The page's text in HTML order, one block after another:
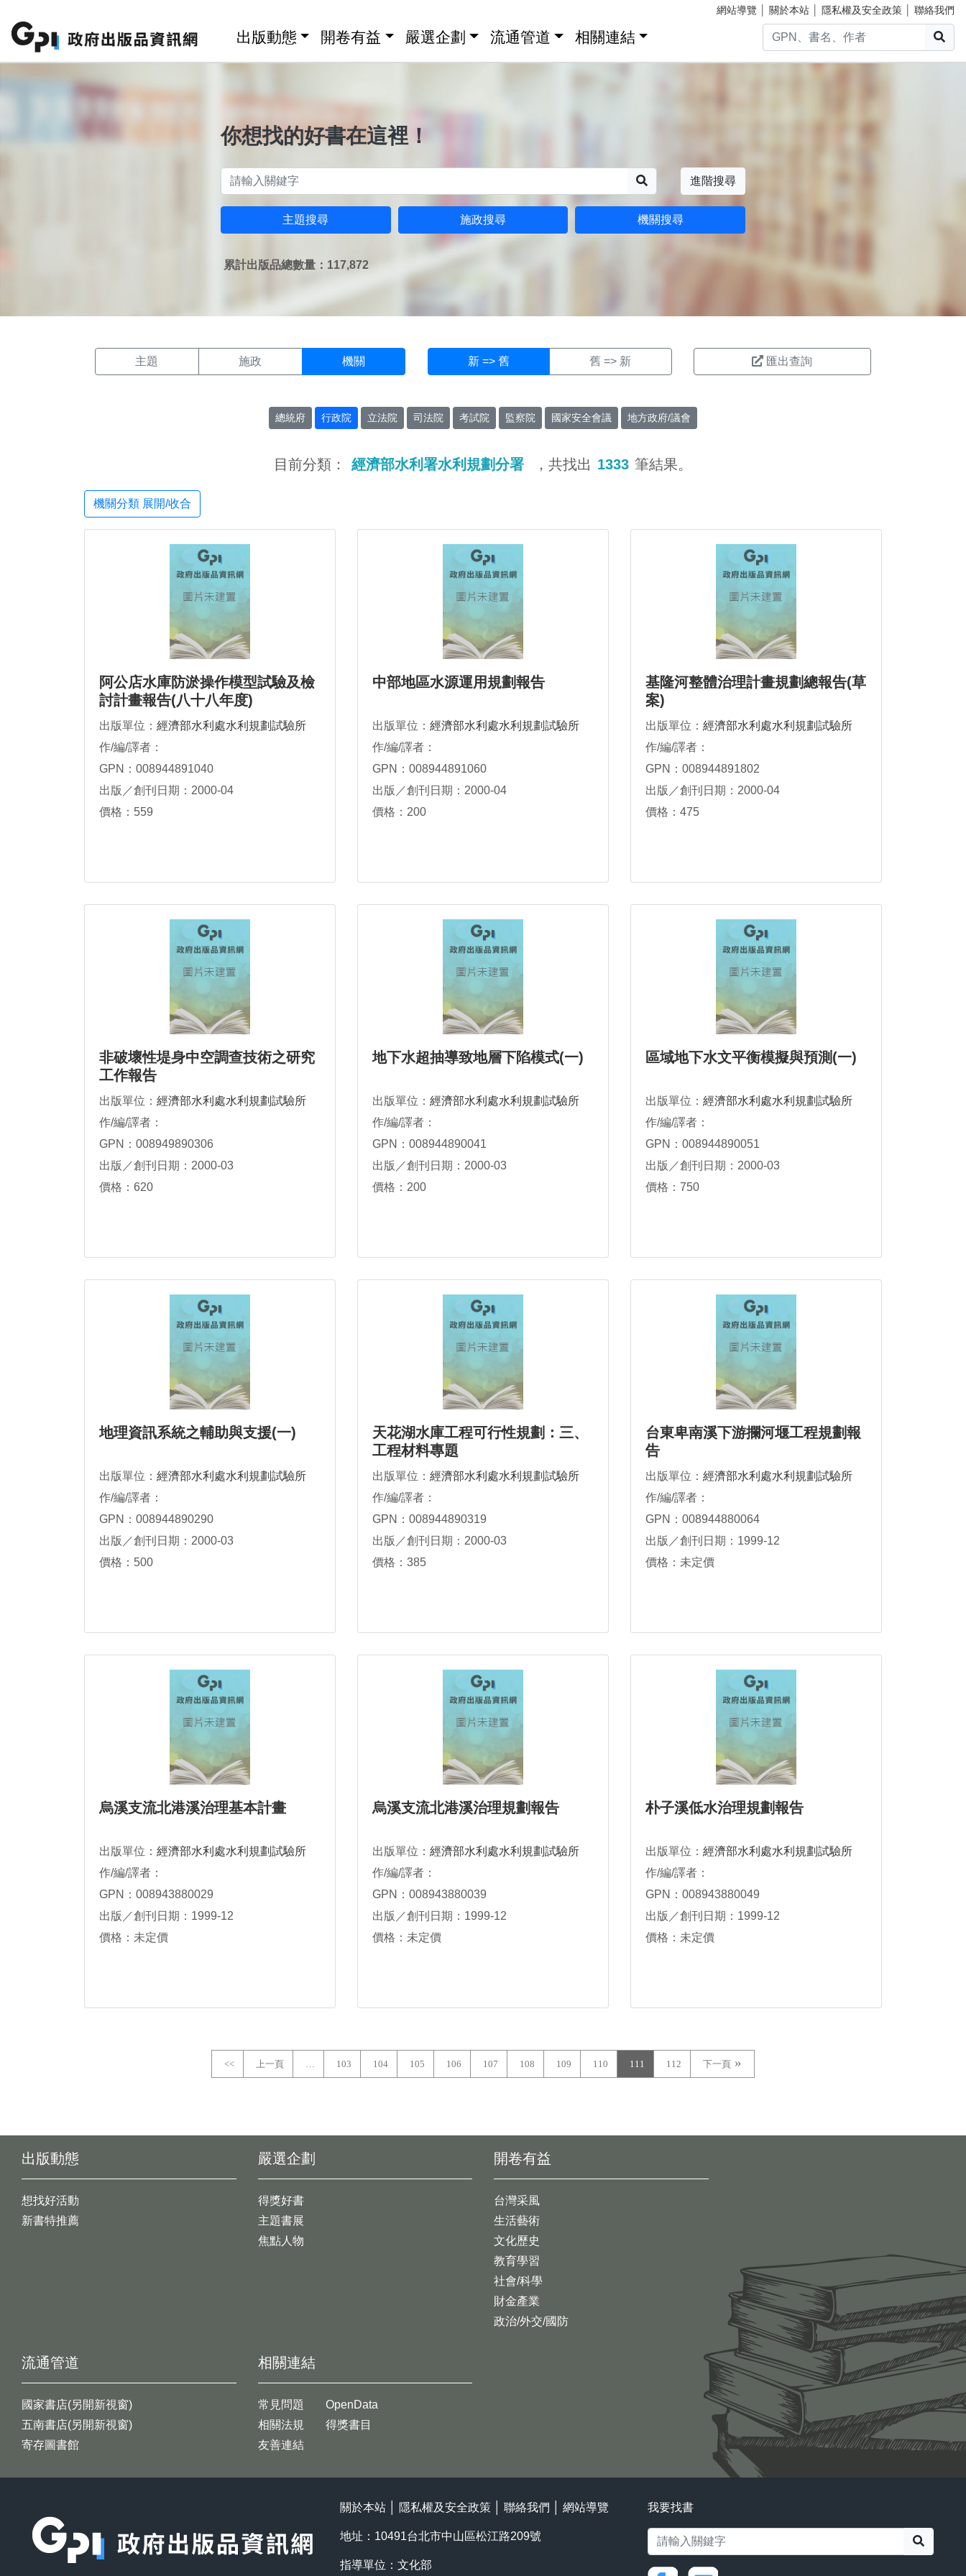
網站導覽 關於本站 隱私權及安全政策 聯絡我們
出版動態 開卷有益 嚴選企劃 流通管道 相關連結
你想找的好書在這裡！
進階搜尋
主題搜尋 施政搜尋 機關搜尋
累計出版品總數量：117,872
主題 施政 機關 新 => 舊 舊 => 新 匯出查詢
總統府 行政院 立法院 司法院 考試院 監察院 國家安全會議 地方政府/議會
目前分類： 經濟部水利署水利規劃分署 ，共找出 1333 筆結果。
機關分類 展開/收合
阿公店水庫防淤操作模型試驗及檢
討計畫報告(八十八年度)
出版單位： 經濟部水利處水利規劃試驗所
作/編/譯者：
GPN：008944891040
出版／創刊日期：2000-04
價格：559
中部地區水源運用規劃報告
出版單位： 經濟部水利處水利規劃試驗所
作/編/譯者：
GPN：008944891060
出版／創刊日期：2000-04
價格：200
基隆河整體治理計畫規劃總報告(草
案)
出版單位： 經濟部水利處水利規劃試驗所
作/編/譯者：
GPN：008944891802
出版／創刊日期：2000-04
價格：475
非破壞性堤身中空調查技術之研究
工作報告
出版單位： 經濟部水利處水利規劃試驗所
作/編/譯者：
GPN：008949890306
出版／創刊日期：2000-03
價格：620
地下水超抽導致地層下陷模式(一)
出版單位： 經濟部水利處水利規劃試驗所
作/編/譯者：
GPN：008944890041
出版／創刊日期：2000-03
價格：200
區域地下水文平衡模擬與預測(一)
出版單位： 經濟部水利處水利規劃試驗所
作/編/譯者：
GPN：008944890051
出版／創刊日期：2000-03
價格：750
地理資訊系統之輔助與支援(一)
出版單位： 經濟部水利處水利規劃試驗所
作/編/譯者：
GPN：008944890290
出版／創刊日期：2000-03
價格：500
天花湖水庫工程可行性規劃：三、
工程材料專題
出版單位： 經濟部水利處水利規劃試驗所
作/編/譯者：
GPN：008944890319
出版／創刊日期：2000-03
價格：385
台東卑南溪下游攔河堰工程規劃報
告
出版單位： 經濟部水利處水利規劃試驗所
作/編/譯者：
GPN：008944880064
出版／創刊日期：1999-12
價格：未定價
烏溪支流北港溪治理基本計畫
出版單位： 經濟部水利處水利規劃試驗所
作/編/譯者：
GPN：008943880029
出版／創刊日期：1999-12
價格：未定價
烏溪支流北港溪治理規劃報告
出版單位： 經濟部水利處水利規劃試驗所
作/編/譯者：
GPN：008943880039
出版／創刊日期：1999-12
價格：未定價
朴子溪低水治理規劃報告
出版單位： 經濟部水利處水利規劃試驗所
作/編/譯者：
GPN：008943880049
出版／創刊日期：1999-12
價格：未定價
<< 上一頁 … 103 104 105 106 107 108 109 110 111 112 下一頁
出版動態
想找好活動
新書特推薦
開卷有益
台灣采風
生活藝術
文化歷史
教育學習
社會/科學
財金產業
政治/外交/國防
嚴選企劃
得獎好書
主題書展
焦點人物
流通管道
國家書店(另開新視窗)
五南書店(另開新視窗)
寄存圖書館
相關連結
常見問題
相關法規
友善連結
OpenData
得獎書目
關於本站 隱私權及安全政策 聯絡我們 網站導覽
地址：10491台北市中山區松江路209號
指導單位：文化部
我要找書